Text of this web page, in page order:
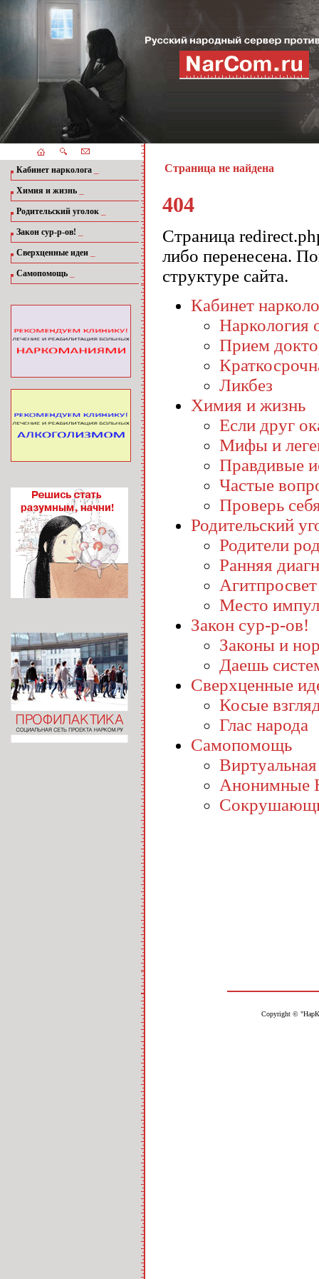
Кабинет нарколога
Химия и жизнь
Родительский уголок
Закон сур-р-ов!
Сверхценные идеи
Самопомощь
Страница не найдена
404
Страница
либо перенесена.
структуре сайта.
Кабинет
Наркология
Прием
Ликбез
Химия и жизнь
Если друг
Мифы и
Правдивые
Частые
Проверь
Родительский
Родители
Ранняя
Агитпросвет
Место
Закон сур-р-ов!
Законы и
Даешь
Сверхценные
Косые
Глас народа
Самопомощь
Анонимные
Copyright ©